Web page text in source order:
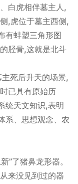
白虎相伴墓主人,
,虎位于墓主西侧,
有蚌塑三角形图
胫骨,这就是北斗
死后升天的场景,
已具有原始历
统天文知识,表明
系、思想观念、农
了猪鼻龙形器。
来没见到过的器